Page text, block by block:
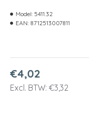
€4,02
Excl. BTW: €3,32
Model: 5411.32
EAN: 8712513007811